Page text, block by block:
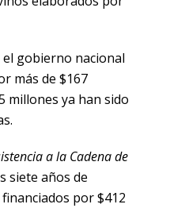
gobierno nacional
más de $167
millones ya han sido
a la Cadena de
siete años de
por $412